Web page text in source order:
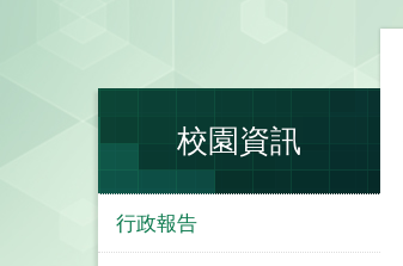
校園資訊
行政報告